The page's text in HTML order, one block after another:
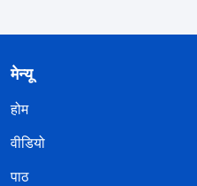
मेन्यू
होम
वीडियो
पाठ